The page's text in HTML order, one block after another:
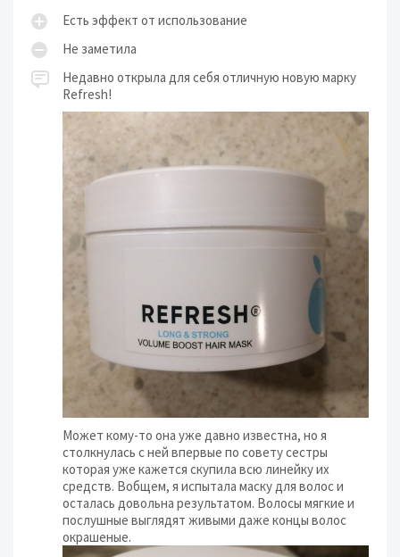
Есть эффект от использование
Не заметила
Недавно открыла для себя отличную новую марку
Refresh!
Может кому-то она уже давно известна, но я
столкнулась с ней впервые по совету сестры
которая уже кажется скупила всю линейку их
средств. Вобщем, я испытала маску для волос и
осталась довольна результатом. Волосы мягкие и
послушные выглядят живыми даже концы волос
окрашеные.